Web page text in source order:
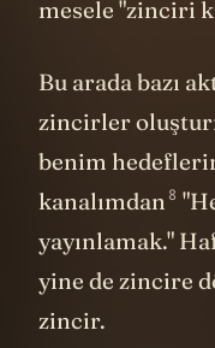
mesele "zinciri
Bu arada bazı
zincirler
benim
kanalımdan 8
yayınlamak."
yine de zincire
zincir.